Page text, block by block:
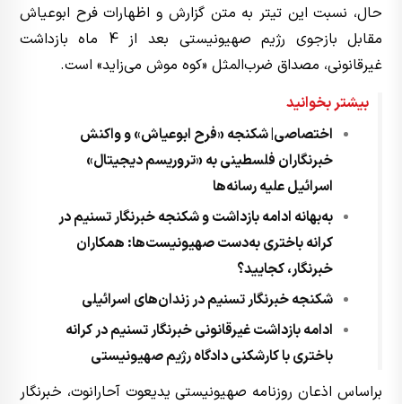
حال، نسبت این تیتر به متن گزارش و اظهارات فرح ابوعیاش
مقابل بازجوی رژیم صهیونیستی بعد از 4 ماه بازداشت
غیرقانونی، مصداق ضرب‌المثل «کوه موش می‌زاید» است.
بیشتر بخوانید
اختصاصی| شکنجه «فرح ابوعیاش» و واکنش
خبرنگاران فلسطینی به «تروریسم دیجیتال»
اسرائیل علیه رسانه‌ها
به‌بهانه ادامه بازداشت و شکنجه خبرنگار تسنیم در
کرانه باختری به‌دست صهیونیست‌ها: همکاران
خبرنگار، کجایید؟
شکنجه خبرنگار تسنیم در زندان‌های اسرائیلی
ادامه بازداشت غیرقانونی خبرنگار تسنیم در کرانه
باختری با کارشکنی دادگاه‌ رژیم صهیونیستی
براساس اذعان روزنامه صهیونیستی یدیعوت آحارانوت، خبرنگار